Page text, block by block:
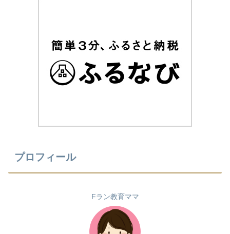
プロフィール
Fラン教育ママ